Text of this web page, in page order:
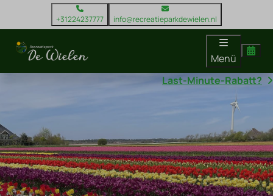
+31224237777 info@recreatieparkdewielen.nl
Menü
Last-Minute-Rabatt?